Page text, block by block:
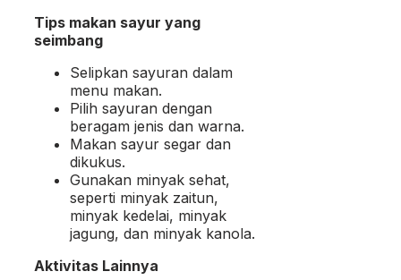
Tips makan sayur yang
seimbang
Selipkan sayuran dalam
menu makan.
Pilih sayuran dengan
beragam jenis dan warna.
Makan sayur segar dan
dikukus.
Gunakan minyak sehat,
seperti minyak zaitun,
minyak kedelai, minyak
jagung, dan minyak kanola.
Aktivitas Lainnya